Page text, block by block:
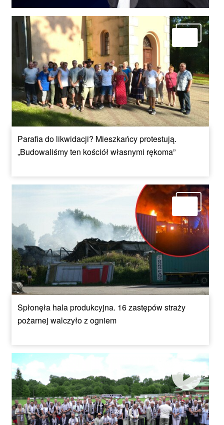
Parafia do likwidacji? Mieszkańcy protestują.
„Budowaliśmy ten kościół własnymi rękoma”
Spłonęła hala produkcyjna. 16 zastępów straży
pożarnej walczyło z ogniem